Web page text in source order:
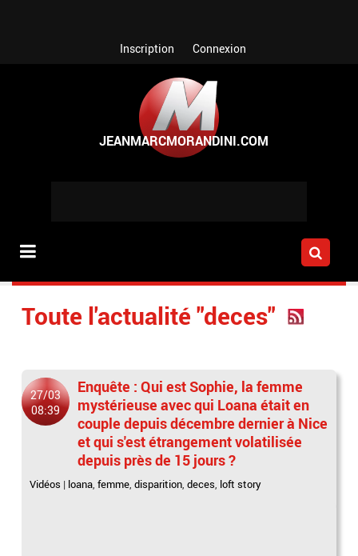
Inscription Connexion
Toute l'actualité "deces"
27/03
08:39
Enquête : Qui est Sophie, la femme
mystérieuse avec qui Loana était en
couple depuis décembre dernier à Nice
et qui s'est étrangement volatilisée
depuis près de 15 jours ?
Vidéos | loana,femme,disparition,deces, loft story